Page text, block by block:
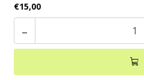
€15,00
-